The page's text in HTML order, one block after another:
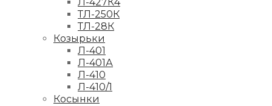
ТЛ-250К
ТЛ-28К
Козырьки
Л-401
Л-401А
Л-410
Л-410/1
Косынки